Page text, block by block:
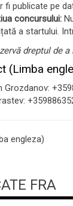
fi publicate pe
concursului:
a startului.
dreptul de
(Limba
Grozdanov:
engleza)
FRA